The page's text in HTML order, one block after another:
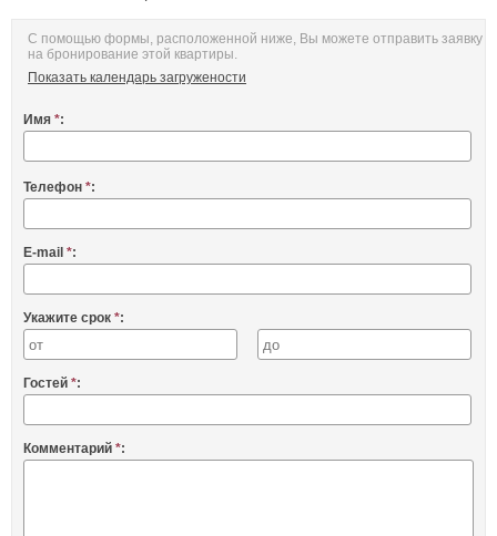
С помощью формы, расположенной ниже, Вы можете отправить заявку
на бронирование этой квартиры.
Показать календарь загружености
Имя *:
Телефон *:
E-mail *:
Укажите срок *:
Гостей *:
Комментарий *: